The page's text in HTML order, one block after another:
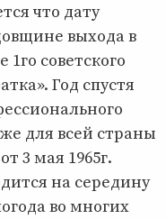
что дату
выхода в
1го советского
Год спустя
для всей страны
3 мая 1965г.
на середину
во многих